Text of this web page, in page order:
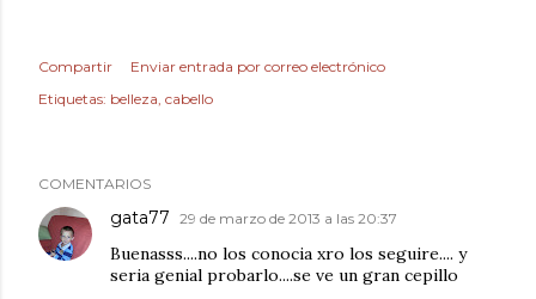
Compartir
Enviar entrada por correo electrónico
Etiquetas: belleza cabello
COMENTARIOS
gata77 29 de marzo de 2013 a las 20:37
Buenasss....no los conocia xro los seguire.... y
seria genial probarlo....se ve un gran cepillo